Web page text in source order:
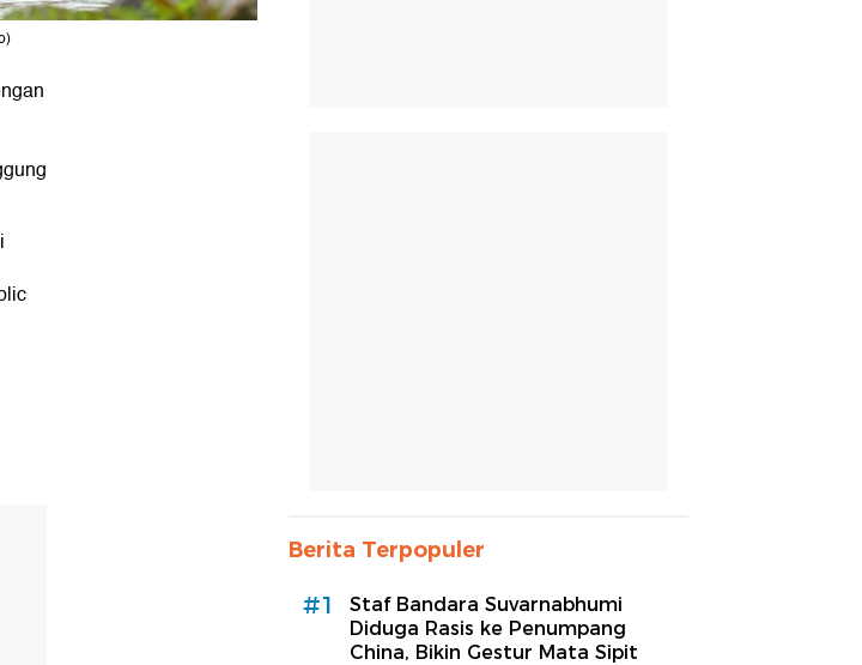
Berita Terpopuler
#1
Staf Bandara Suvarnabhumi
Diduga Rasis ke Penumpang
China, Bikin Gestur Mata Sipit